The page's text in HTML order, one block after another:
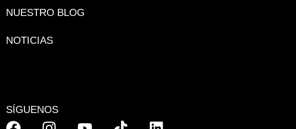
NUESTRO BLOG
NOTICIAS
SÍGUENOS